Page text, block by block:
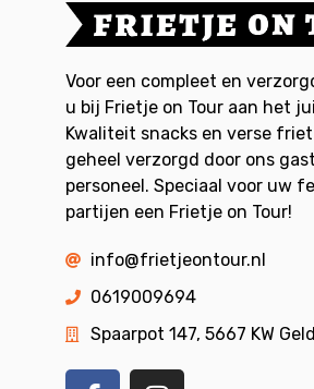
Voor een compleet en
u bij Frietje on Tour aan het
Kwaliteit snacks en verse
geheel verzorgd door ons
personeel. Speciaal voor uw
partijen een Frietje on Tour!
info@frietjeontour.nl
0619009694
Spaarpot 147, 5667 KW